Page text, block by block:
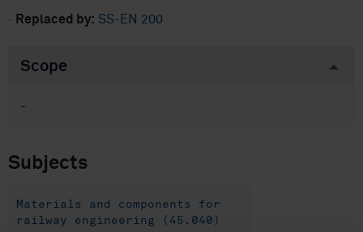
· Replaced by: SS-EN 200
Scope
-
Subjects
Materials and components for
railway engineering (45.040)